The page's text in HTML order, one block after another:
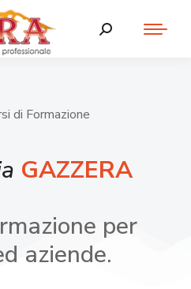
di Formazione
GAZZERA
per
aziende.